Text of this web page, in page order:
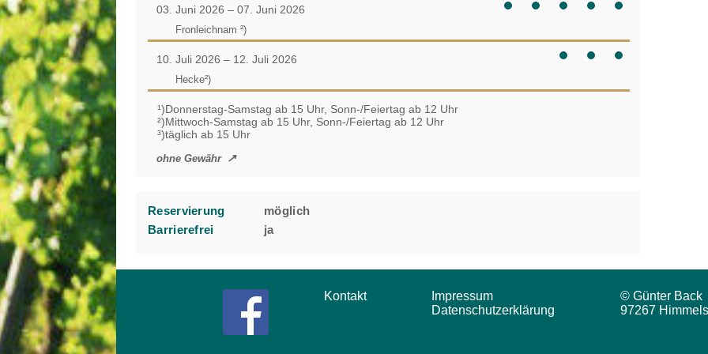
03. Juni 2026 – 07. Juni 2026
Fronleichnam ²)
10. Juli 2026 – 12. Juli 2026
Hecke²)
¹)Donnerstag-Samstag ab 15 Uhr, Sonn-/Feiertag ab 12 Uhr
²)Mittwoch-Samstag ab 15 Uhr, Sonn-/Feiertag ab 12 Uhr
³)täglich ab 15 Uhr
ohne Gewähr
Reservierung
möglich
Barrierefrei
ja
Kontakt
Impressum
Datenschutzerklärung
© Günter Back
97267